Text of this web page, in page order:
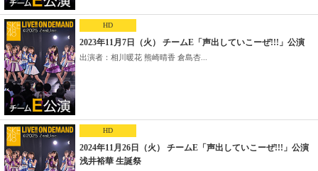
HD
2023年11月7日（火） チームE「声出していこーぜ!!!」公演
出演者：相川暖花 熊崎晴香 倉島杏...
HD
2024年11月26日（火） チームE「声出していこーぜ!!!」公演
浅井裕華 生誕祭